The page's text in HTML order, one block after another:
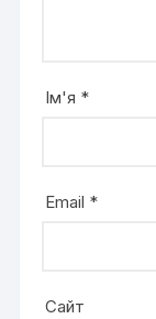
Ім'я *
Email *
Сайт